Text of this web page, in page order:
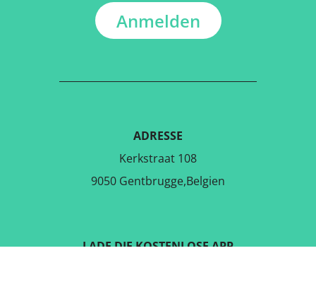
Anmelden
ADRESSE
Kerkstraat 108
9050 Gentbrugge,Belgien
LADE DIE KOSTENLOSE APP